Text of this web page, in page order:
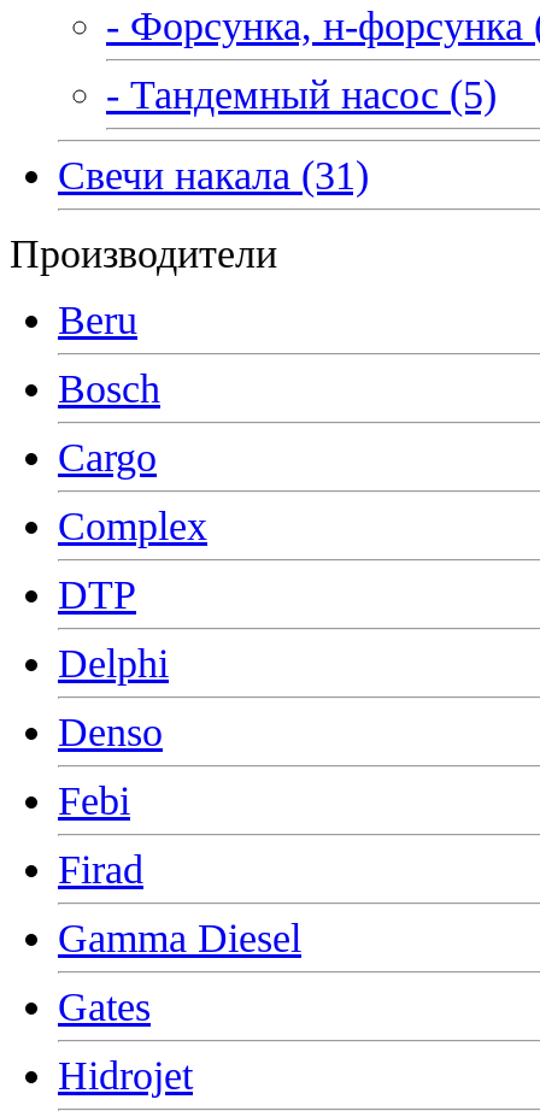
- Форсунка, н-форсунка
- Тандемный насос (5)
Свечи накала (31)
Производители
Beru
Bosch
Cargo
Complex
DTP
Delphi
Denso
Febi
Firad
Gamma Diesel
Gates
Hidrojet